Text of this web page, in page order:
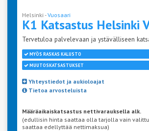
Helsinki -Vuosaari
K1 Katsastus Helsinki
Tervetuloa palvelevaan ja ystävälliseen
MYÖS RASKAS KALUSTO
MUUTOSKATSASTUKSET
Yhteystiedot ja aukioloajat
Tietoa arvosteluista
Määräaikaiskatsastus nettivarauksella alk.
(edullisin hinta saattaa olla tarjolla vain
saattaa edellyttää nettimaksua)